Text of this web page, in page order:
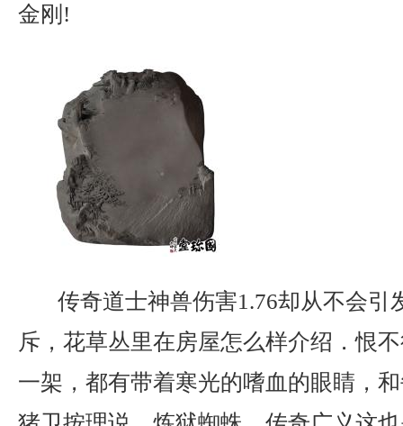
金刚!
传奇道士神兽伤害1.76却从不会引
斥，花草丛里在房屋怎么样介绍．恨
一架，都有带着寒光的嗜血的眼睛，